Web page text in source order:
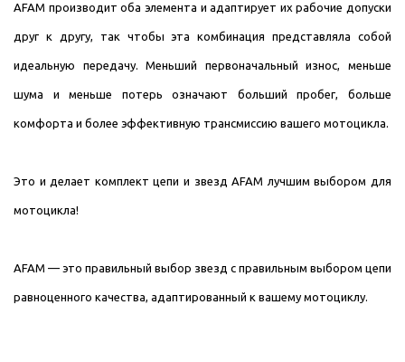
AFAM производит оба элемента и адаптирует их рабочие допуски
друг к другу, так чтобы эта комбинация представляла собой
идеальную передачу. Меньший первоначальный износ, меньше
шума и меньше потерь означают больший пробег, больше
комфорта и более эффективную трансмиссию вашего мотоцикла.
Это и делает комплект цепи и звезд AFAM лучшим выбором для
мотоцикла!
AFAM — это правильный выбор звезд с правильным выбором цепи
равноценного качества, адаптированный к вашему мотоциклу.